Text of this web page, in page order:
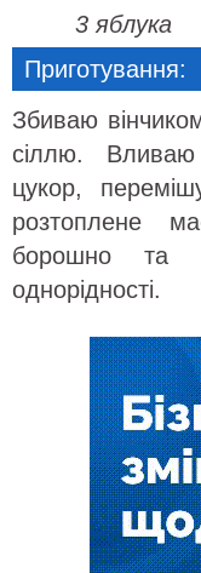
3 яблука
Приготування:
Збиваю
сіллю.
цукор,
розтоплене
борошно та
однорідності.